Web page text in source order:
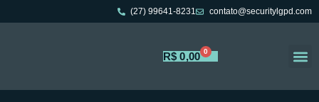
(27) 99641-8231 contato@securitylgpd.com
R$ 0,00 0